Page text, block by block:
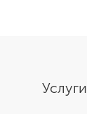
Услуги